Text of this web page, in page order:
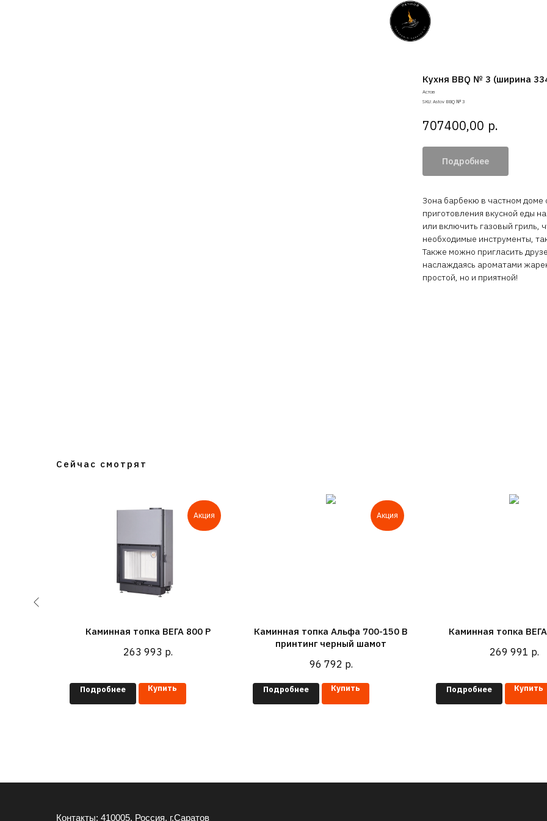
Кухня BBQ № 3 (ширина
Aстов
SKU: Astov BBQ № 3
707400,00 р.
Подробнее
Зона барбекю в частном доме
приготовления вкусной еды
или включить газовый гриль,
необходимые инструменты,
Также можно пригласить
наслаждаясь ароматами
простой, но и приятной!
Сейчас смотрят
Акция
Каминная топка ВЕГА 800 P
263 993 р.
Подробнее Купить
Акция
Каминная топка Альфа 700-150 B
принтинг черный шамот
96 792 р.
Подробнее Купить
Каминная топка
269 991 р.
Подробнее Купить
Контакты: 410005, Россия, г.Саратов